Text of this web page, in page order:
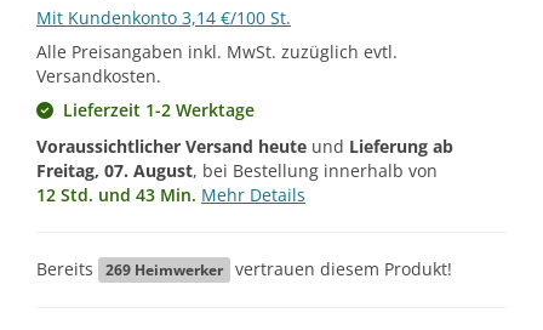
Mit Kundenkonto 3,14 €/100 St.
Alle Preisangaben inkl. MwSt. zuzüglich evtl.
Versandkosten.
Lieferzeit 1-2 Werktage
Voraussichtlicher Versand heute und Lieferung ab
Freitag, 07. August, bei Bestellung innerhalb von
12 Std. und 43 Min. Mehr Details
Bereits 269 Heimwerker vertrauen diesem Produkt!